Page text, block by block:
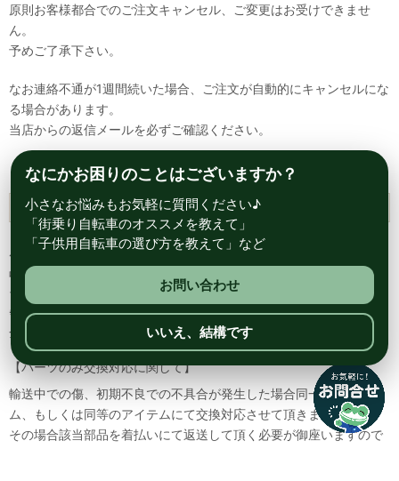
原則お客様都合でのご注文キャンセル、ご変更はお受けできませ
ん。
予めご了承下さい。
なお連絡不通が1週間続いた場合、ご注文が自動的にキャンセルにな
る場合があります。
当店からの返信メールを必ずご確認ください。
返品交換について
原則として初期不良品、または間違った商品が到着した場合の返
品・交換は承っております。
それ以外については、ご対応致しかねます。
※製造上の欠陥が発覚し、同一商品が確保できない際は、返品・返
金のご対応となります。
【パーツのみ交換対応に関して】
輸送中での傷、初期不良での不具合が発生した場合同一のアイテ
ム、もしくは同等のアイテムにて交換対応させて頂きます。
その場合該当部品を着払いにて返送して頂く必要が御座いますので
なにかお困りのことはございますか？
小さなお悩みもお気軽に質問ください♪
「街乗り自転車のオススメを教えて」
「子供用自転車の選び方を教えて」など
お問い合わせ
いいえ、結構です